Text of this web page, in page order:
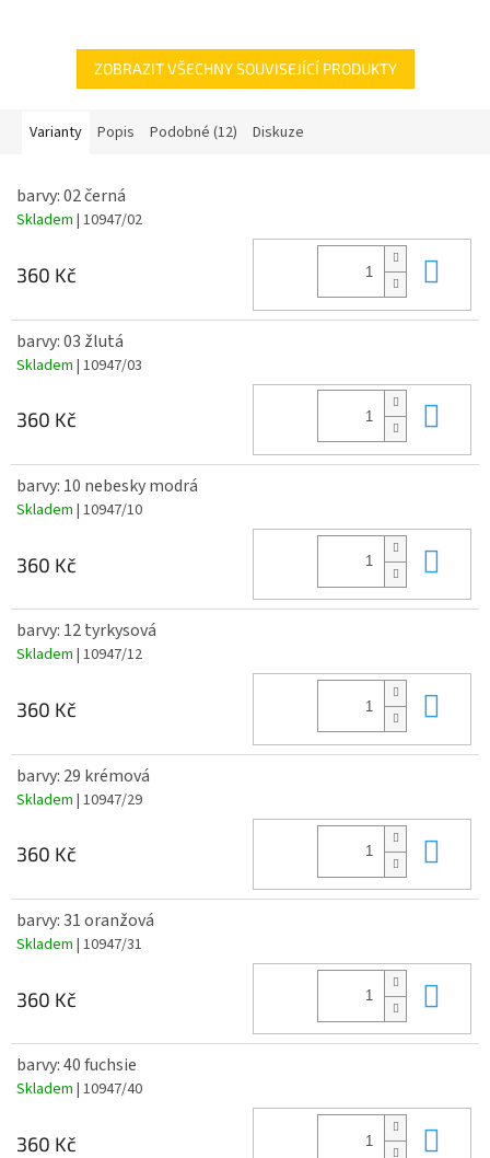
ZOBRAZIT VŠECHNY SOUVISEJÍCÍ PRODUKTY
Varianty Popis Podobné (12) Diskuze
barvy: 02 černá
Skladem | 10947/02
360 Kč
barvy: 03 žlutá
Skladem | 10947/03
360 Kč
barvy: 10 nebesky modrá
Skladem | 10947/10
360 Kč
barvy: 12 tyrkysová
Skladem | 10947/12
360 Kč
barvy: 29 krémová
Skladem | 10947/29
360 Kč
barvy: 31 oranžová
Skladem | 10947/31
360 Kč
barvy: 40 fuchsie
Skladem | 10947/40
360 Kč